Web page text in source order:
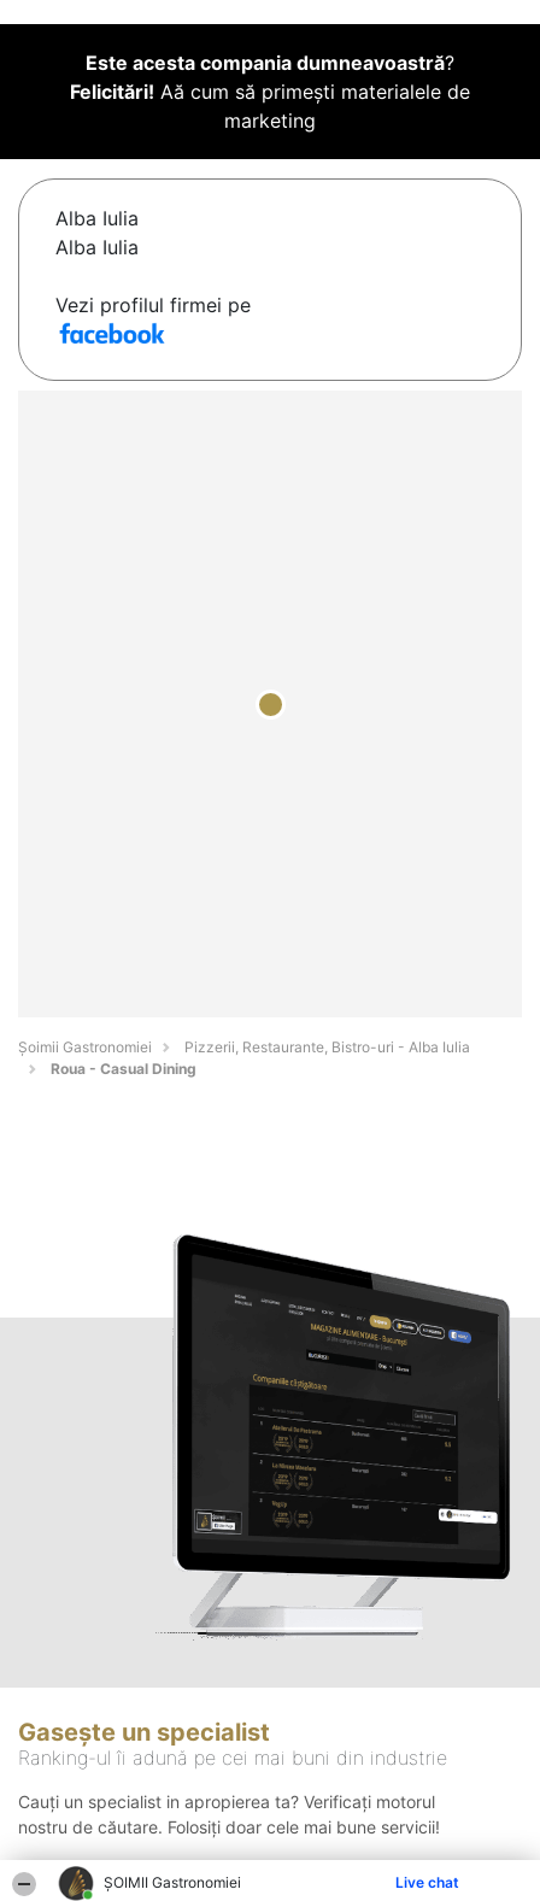
ȘOIMII Gastronomiei Live chat
Este acesta compania dumneavoastră?
Felicitări! Aă cum să primești materialele de
marketing
Alba Iulia
Alba Iulia
Vezi profilul firmei pe
Șoimii Gastronomiei
Pizzerii, Restaurante, Bistro-uri - Alba Iulia
Roua - Casual Dining
Gasește un specialist
Ranking-ul îi adună pe cei mai buni din industrie
Cauți un specialist in apropierea ta? Verificați motorul
nostru de căutare. Folosiți doar cele mai bune servicii!